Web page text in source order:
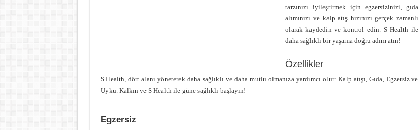
tarzınızı iyileştirmek için egzersizinizi, gıda
alımınızı ve kalp atış hızınızı gerçek zamanlı
olarak kaydedin ve kontrol edin. S Health ile
daha sağlıklı bir yaşama doğru adım atın!
Özellikler
S Health, dört alanı yöneterek daha sağlıklı ve daha mutlu olmanıza yardımcı olur: Kalp atışı, Gıda, Egzersiz ve
Uyku. Kalkın ve S Health ile güne sağlıklı başlayın!
Egzersiz